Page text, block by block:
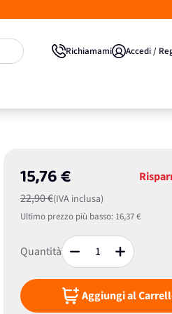
Richiamami Accedi /
15,76 €
22,90 €(IVA inclusa)
Ultimo prezzo più basso: 16,37 €
Quantità
Aggiungi al